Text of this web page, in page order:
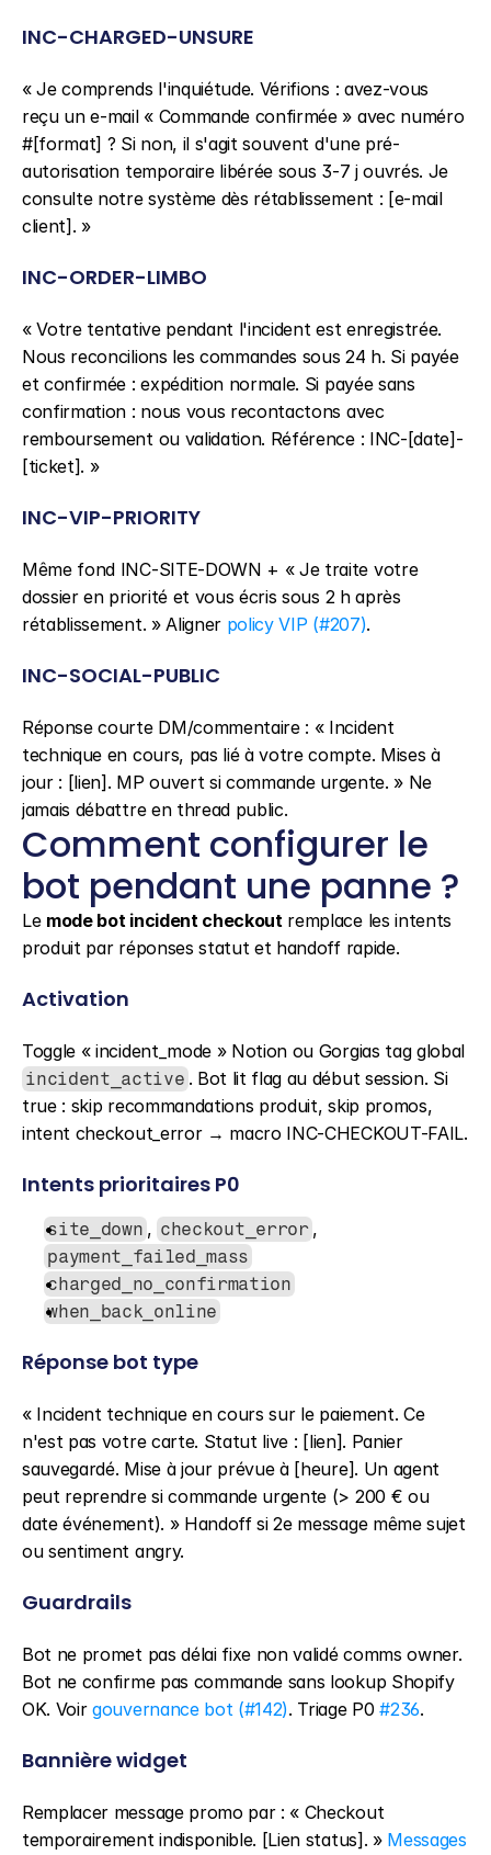
INC-CHARGED-UNSURE
« Je comprends l'inquiétude. Vérifions : avez-vous
reçu un e-mail « Commande confirmée » avec numéro
#[format] ? Si non, il s'agit souvent d'une pré-
autorisation temporaire libérée sous 3-7 j ouvrés. Je
consulte notre système dès rétablissement : [e-mail
client]. »
INC-ORDER-LIMBO
« Votre tentative pendant l'incident est enregistrée.
Nous reconcilions les commandes sous 24 h. Si payée
et confirmée : expédition normale. Si payée sans
confirmation : nous vous recontactons avec
remboursement ou validation. Référence : INC-[date]-
[ticket]. »
INC-VIP-PRIORITY
Même fond INC-SITE-DOWN + « Je traite votre
dossier en priorité et vous écris sous 2 h après
rétablissement. » Aligner policy VIP (#207).
INC-SOCIAL-PUBLIC
Réponse courte DM/commentaire : « Incident
technique en cours, pas lié à votre compte. Mises à
jour : [lien]. MP ouvert si commande urgente. » Ne
jamais débattre en thread public.
Comment configurer le
bot pendant une panne ?
Le mode bot incident checkout remplace les intents
produit par réponses statut et handoff rapide.
Activation
incident_active . Bot lit flag au début session. Si
true : skip recommandations produit, skip promos,
intent checkout_error → macro INC-CHECKOUT-FAIL.
Intents prioritaires P0
site_down , checkout_error
payment_failed_mass
charged_no_confirmation
when_back_online
Réponse bot type
« Incident technique en cours sur le paiement. Ce
n'est pas votre carte. Statut live : [lien]. Panier
sauvegardé. Mise à jour prévue à [heure]. Un agent
peut reprendre si commande urgente (> 200 € ou
date événement). » Handoff si 2e message même sujet
ou sentiment angry.
Guardrails
Bot ne promet pas délai fixe non validé comms owner.
Bot ne confirme pas commande sans lookup Shopify
OK. Voir gouvernance bot (#142). Triage P0 #236.
Bannière widget
Remplacer message promo par : « Checkout
temporairement indisponible. [Lien status]. » Messages